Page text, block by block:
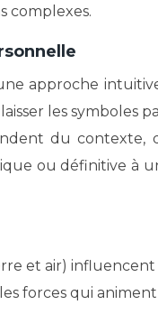
complexes.
approche
les symboles
du contexte,
ou définitive à
et air)
forces qui animent